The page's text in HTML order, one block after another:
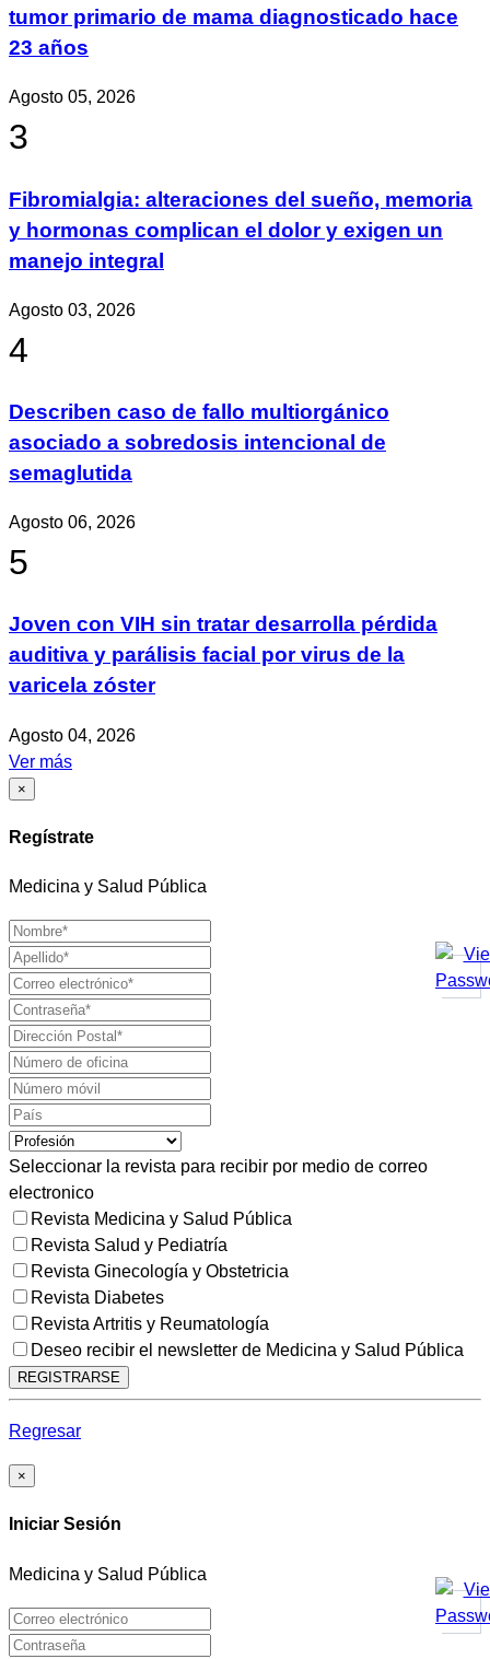
tumor primario de mama diagnosticado hace
23 años
Agosto 05, 2026
3
Fibromialgia: alteraciones del sueño, memoria
y hormonas complican el dolor y exigen un
manejo integral
Agosto 03, 2026
4
Describen caso de fallo multiorgánico
asociado a sobredosis intencional de
semaglutida
Agosto 06, 2026
5
Joven con VIH sin tratar desarrolla pérdida
auditiva y parálisis facial por virus de la
varicela zóster
Agosto 04, 2026
Ver más
×
Regístrate
Medicina y Salud Pública
Seleccionar la revista para recibir por medio de correo
electronico
Revista Medicina y Salud Pública
Revista Salud y Pediatría
Revista Ginecología y Obstetricia
Revista Diabetes
Revista Artritis y Reumatología
Deseo recibir el newsletter de Medicina y Salud Pública
REGISTRARSE
Regresar
×
Iniciar Sesión
Medicina y Salud Pública